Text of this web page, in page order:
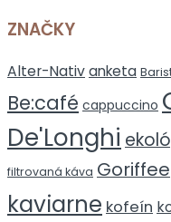
ZNAČKY
Alter-Nativanketa
Be:café cappuccino
De'Longhi
filtrovaná káva Goriffee
kaviarne kofeín